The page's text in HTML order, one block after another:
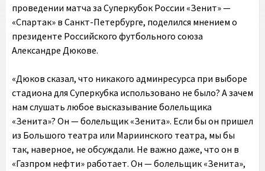
проведении матча за Суперкубок России «Зенит» —
«Спартак» в Санкт-Петербурге, поделился мнением о
президенте Российского футбольного союза
Александре Дюкове.
«Дюков сказал, что никакого админресурса при выборе
стадиона для Суперкубка использовано не было? А зачем
нам слушать любое высказывание болельщика
«Зенита»? Он — болельщик «Зенита». Если бы он пришел
из Большого театра или Мариинского театра, мы бы
так, наверное, не обсуждали. Не важно даже, что он в
«Газпром нефти» работает. Он — болельщик «Зенита»,